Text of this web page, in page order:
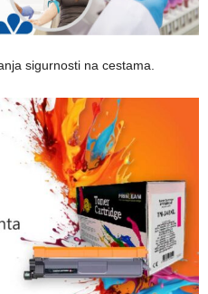
sigurnosti na cestama.